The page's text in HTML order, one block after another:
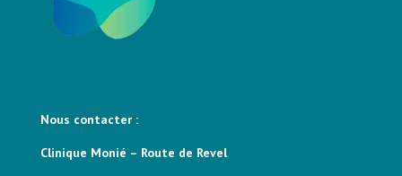
Nous contacter :
Clinique Monié – Route de Revel